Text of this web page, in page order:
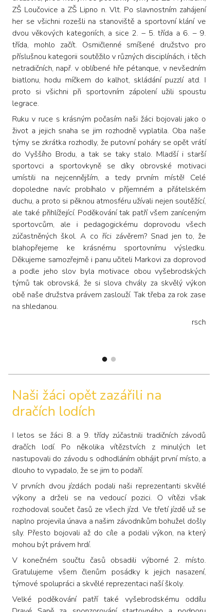
ZŠ Loučovice a ZŠ Lipno n. Vlt. Po slavnostním zahájení
her se všichni rozešli na stanoviště a sportovní klání ve
dvou věkových kategoriích, a sice 2. – 5. třída a 6. – 9.
třída, mohlo začít. Osmičlenné smíšené družstvo pro
příslušnou kategorii soutěžilo v různých disciplínách, i těch
netradičních, např. v oblíbené hře pétanque, v nevšedním
biatlonu, hodu míčkem do kalhot, skládání puzzlí atd. I
proto si všichni při sportovním zápolení užili spoustu
legrace.
Ruku v ruce s krásným počasím naši žáci bojovali jako o
život a jejich snaha se jim rozhodně vyplatila. Oba naše
týmy se zkrátka rozhodly, že putovní poháry se opět vrátí
do Vyššího Brodu, a tak se taky stalo. Mladší i starší
sportovci a sportovkyně se díky obrovské motivaci
umístili na nejcennějším, a tedy prvním místě! Celé
dopoledne navíc probíhalo v příjemném a přátelském
duchu, a proto si pěknou atmosféru užívali nejen soutěžící,
ale také přihlížející. Poděkování tak patří všem zaníceným
sportovcům, ale i pedagogickému doprovodu všech
zúčastněných škol. A co říci závěrem? Snad jen to, že
blahopřejeme ke krásnému sportovnímu výsledku.
Děkujeme samozřejmě i panu učiteli Markovi za doprovod
a podle jeho slov byla motivace obou vyšebrodských
týmů tak obrovská, že si slova chvály za skvělý výkon
obě naše družstva právem zaslouží. Tak třeba za rok zase
na shledanou.
rsch
Naši žáci opět zazářili na
dračích lodích
I letos se žáci 8. a 9. třídy zúčastnili tradičních závodů
dračích lodí. Po několika vítězstvích z minulých let
nastupovali do závodu s odhodláním obhájit první místo, a
dlouho to vypadalo, že se jim to podaří.
V prvních dvou jízdách podali naši reprezentanti skvělé
výkony a drželi se na vedoucí pozici. O vítězi však
rozhodoval součet časů ze všech jízd. Ve třetí jízdě už se
naplno projevila únava a našim závodníkům bohužel došly
síly. Přesto bojovali až do cíle a podali výkon, na který
mohou být právem hrdí.
V konečném součtu časů obsadili výborné 2. místo.
Gratulujeme všem členům posádky k jejich nasazení,
týmové spolupráci a skvělé reprezentaci naší školy.
Velké poděkování patří také vyšebrodskému oddílu